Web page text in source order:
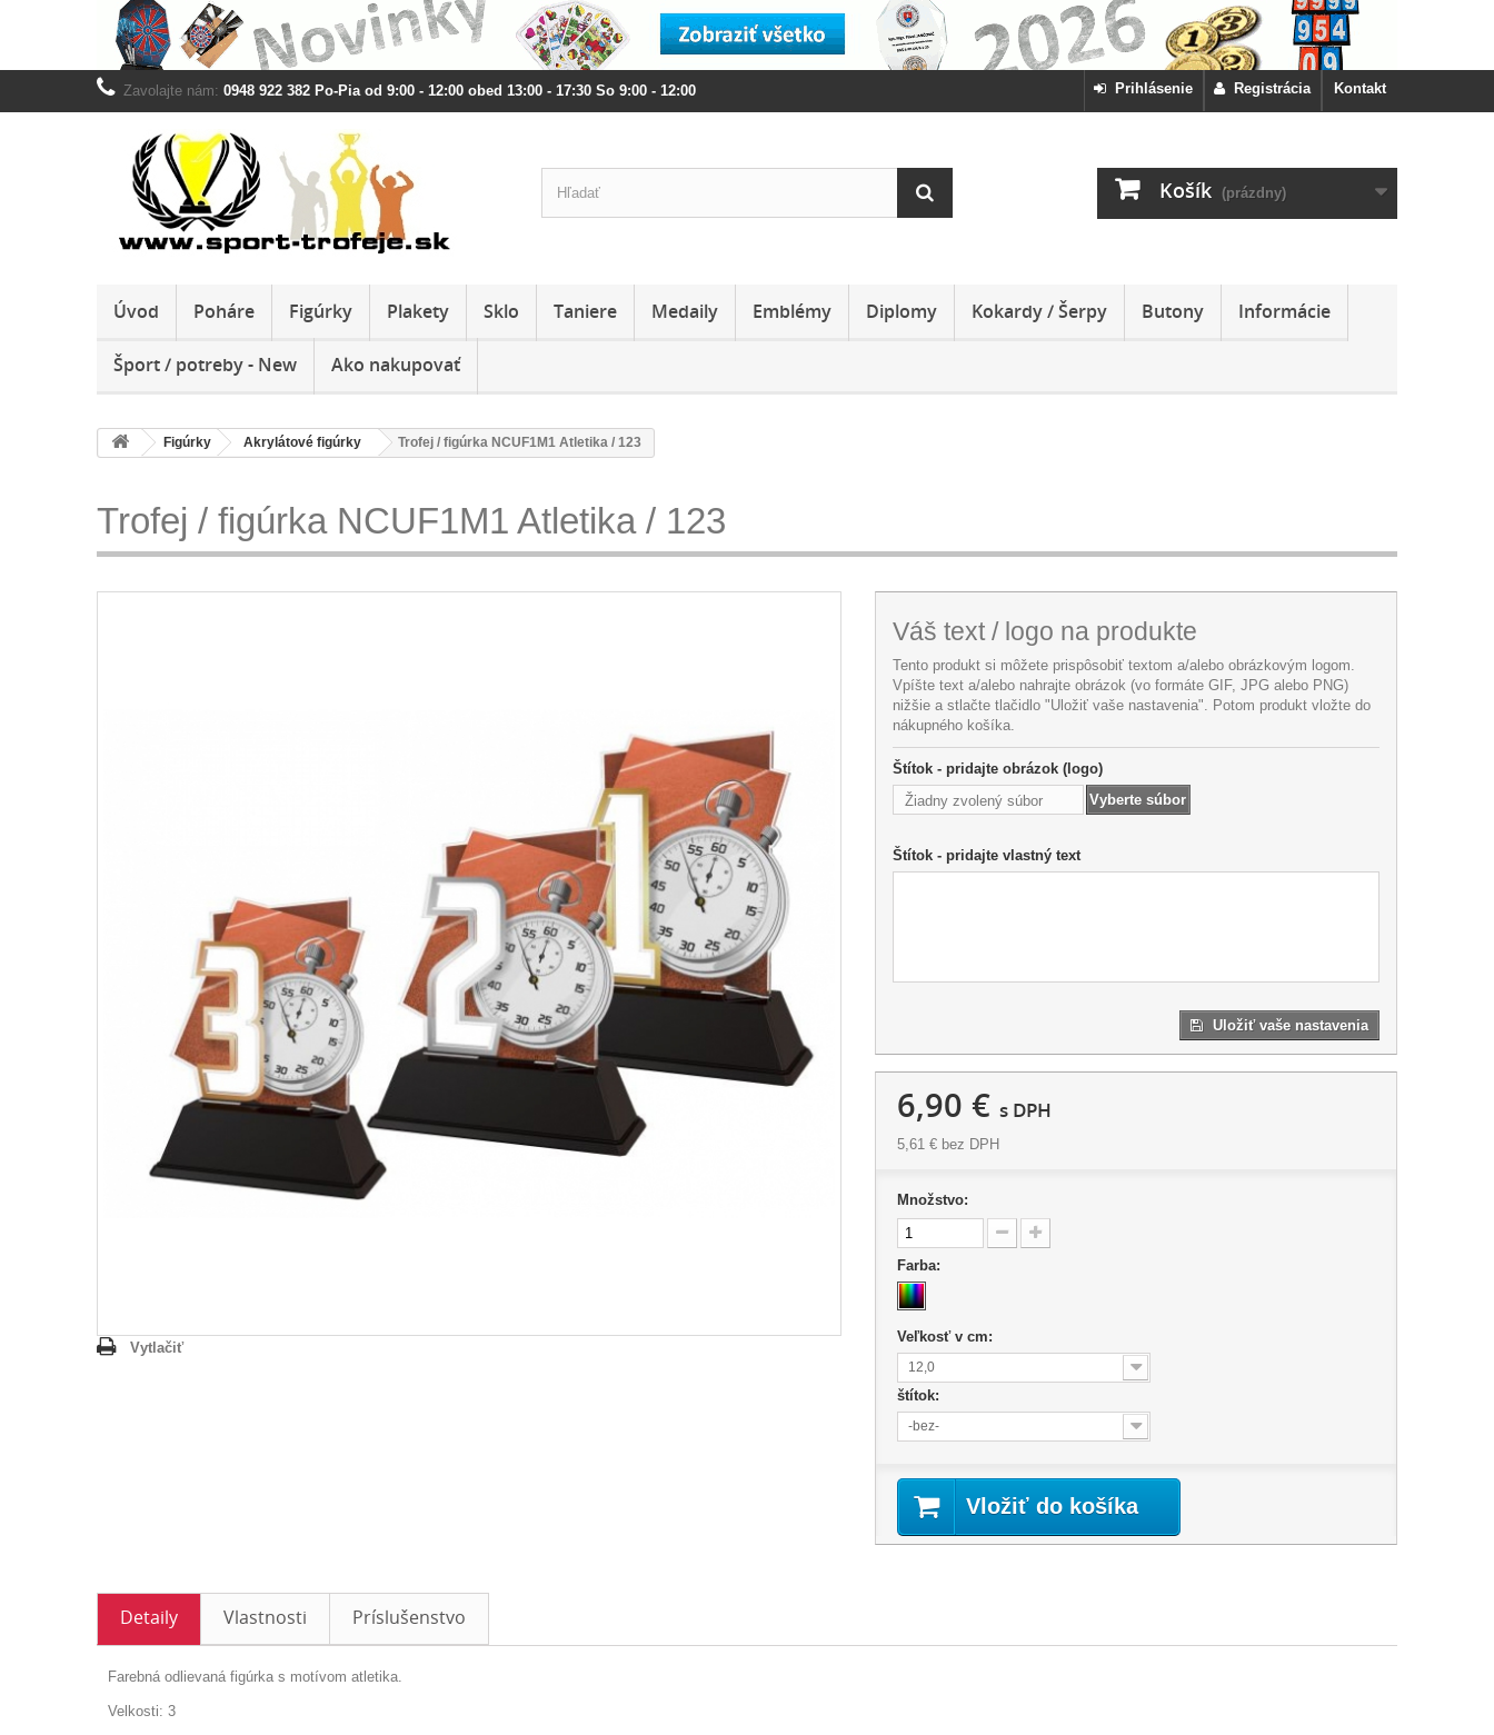
Kontakt
Zavolajte nám: 0948 922 382 Po-Pia od 9:00 - 12:00 obed 13:00 - 17:30 So 9:00 - 12:00 Registrácia
Prihlásenie
Košík (prázdny)
Úvod Poháre Figúrky Plakety Sklo Taniere Medaily Emblémy Diplomy Kokardy / Šerpy Butony Informácie
Šport / potreby - New Ako nakupovať
Figúrky Akrylátové figúrky Trofej / figúrka NCUF1M1 Atletika / 123
Trofej / figúrka NCUF1M1 Atletika / 123
Vytlačiť
Váš text / logo na produkte
Tento produkt si môžete prispôsobiť textom a/alebo obrázkovým logom.
Vpíšte text a/alebo nahrajte obrázok (vo formáte GIF, JPG alebo PNG)
nižšie a stlačte tlačidlo "Uložiť vaše nastavenia". Potom produkt vložte do
nákupného košíka.
Štítok - pridajte obrázok (logo)
Žiadny zvolený súbor
Vyberte súbor
Štítok - pridajte vlastný text
Uložiť vaše nastavenia
6,90 € s DPH
5,61 €bez DPH
Množstvo:
Farba:
Veľkosť v cm:
12,0
štítok:
-bez-
Vložiť do košíka
Detaily Vlastnosti Príslušenstvo
Farebná odlievaná figúrka s motívom atletika.
Velkosti: 3